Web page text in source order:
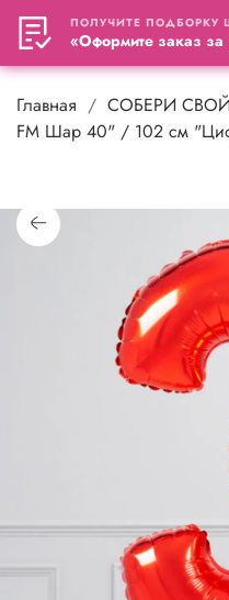
Главная СОБЕРИ
FM Шар 40" / 102 см
«Оформите заказ за